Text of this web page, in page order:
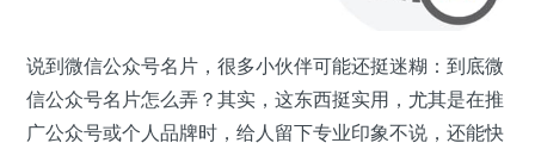
说到微信公众号名片，很多小伙伴可能还挺迷糊：到底微
信公众号名片怎么弄？其实，这东西挺实用，尤其是在推
广公众号或个人品牌时，给人留下专业印象不说，还能快